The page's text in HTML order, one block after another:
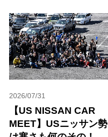
2026/07/31
【US NISSAN CAR
MEET】USニッサン勢